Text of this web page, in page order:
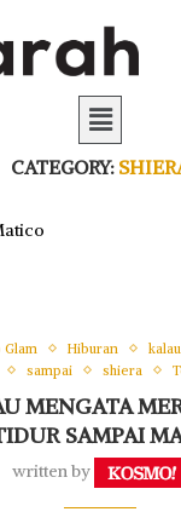
CATEGORY:
Glam Hiburan kalau
sampai shiera
MENGATA
SAMPAI
written by